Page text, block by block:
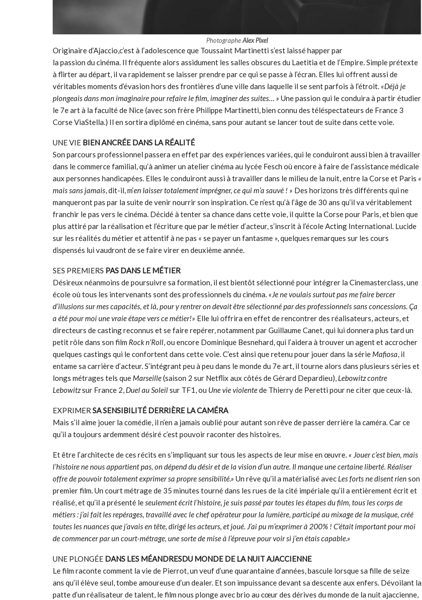
PhotographeAlex Pixel
Originaire d’Ajaccio,c’est à l’adolescence que Toussaint Martinetti s’est laissé happer par
la passion du cinéma. Il fréquente alors assidument les salles obscures du Laetitia et de l’Empire. Simple prétexte
à flirter au départ, il va rapidement se laisser prendre par ce qui se passe à l’écran. Elles lui offrent aussi de
véritables moments d’évasion hors des frontières d’une ville dans laquelle il se sent parfois à l’étroit. «Déjà je
plongeais dans mon imaginaire pour refaire le film, imaginer des suites… » Une passion qui le conduira à partir étudier
le 7e art à la faculté de Nice (avec son frère Philippe Martinetti, bien connu des téléspectateurs de France 3
Corse ViaStella.) Il en sortira diplômé en cinéma, sans pour autant se lancer tout de suite dans cette voie.
UNE VIE BIEN ANCRÉE DANS LA RÉALITÉ
Son parcours professionnel passera en effet par des expériences variées, qui le conduiront aussi bien à travailler
dans le commerce familial, qu’à animer un atelier cinéma au lycée Fesch où encore à faire de l’assistance médicale
aux personnes handicapées. Elles le conduiront aussi à travailler dans le milieu de la nuit, entre la Corse et Paris «
mais sans jamais, dit-il, m’en laisser totalement imprégner, ce qui m’a sauvé ! » Des horizons très différents qui ne
manqueront pas par la suite de venir nourrir son inspiration. Ce n’est qu’à l’âge de 30 ans qu’il va véritablement
franchir le pas vers le cinéma. Décidé à tenter sa chance dans cette voie, il quitte la Corse pour Paris, et bien que
plus attiré par la réalisation et l’écriture que par le métier d’acteur, s’inscrit à l’école Acting International. Lucide
sur les réalités du métier et attentif à ne pas « se payer un fantasme », quelques remarques sur les cours
dispensés lui vaudront de se faire virer en deuxième année.
SES PREMIERS PAS DANS LE MÉTIER
Désireux néanmoins de poursuivre sa formation, il est bientôt sélectionné pour intégrer la Cinemasterclass, une
école où tous les intervenants sont des professionnels du cinéma. «Je ne voulaissurtout pas me faire bercer
d’illusions sur mes capacités, et là, pour y rentrer on devait être sélectionné par des professionnels sans concessions. Ça
a été pour moi une vraie étape vers ce métier!» Elle lui offrira en effet de rencontrer des réalisateurs, acteurs, et
directeurs de casting reconnus et se faire repérer, notamment par Guillaume Canet, qui lui donnera plus tard un
petit rôle dans son film Rock n’Roll, ou encore Dominique Besnehard, qui l’aidera à trouver un agent et accrocher
quelques castings qui le confortent dans cette voie. C’est ainsi que retenu pour jouer dans la série Mafiosa, il
entame sa carrière d’acteur. S’intégrant peu à peu dans le monde du 7e art, il tourne alors dans plusieurs séries et
longs métrages tels que Marseille(saison 2 sur Netflix aux côtés de Gérard Depardieu), Lebowitz contre
Lebowitzsur France 2, Duel au Soleilsur TF1, ou Une vie violentede Thierry de Peretti pour ne citer que ceux-là.
EXPRIMER SA SENSIBILITÉ DERRIÈRE LA CAMÉRA
Mais s’il aime jouer la comédie, il n’en a jamais oublié pour autant son rêve de passer derrière la caméra. Car ce
qu’il a toujours ardemment désiré c’est pouvoir raconter des histoires.
Et être l’architecte de ces récits en s’impliquant sur tous les aspects de leur mise en œuvre. « Jouer c’est bien, mais
l’histoire ne nous appartient pas, on dépend du désir et de la vision d’un autre. Il manque une certaine liberté. Réaliser
offre de pouvoir totalement exprimer sa propre sensibilité.» Un rêve qu’il a matérialisé avec Les forts ne disent rienson
premier film. Un court métrage de 35 minutes tourné dans les rues de la cité impériale qu’il a entièrement écrit et
réalisé, et qu’il a présenté leseulement écrit l’histoire, je suis passé par toutes les étapes du film, tous les corps de
métiers : j’ai fait les repérages, travaillé avec le chef opérateur pour la lumière, participé au mixage de la musique, créé
toutes les nuances que j’avais en tête, dirigé les acteurs, et joué. J’ai pu m’exprimer à 200% ! C’était important pour moi
de commencer par un court-métrage, une sorte de mise à l’épreuve pour voir si j’en étais capable.»
UNE PLONGÉE DANS LES MÉANDRESDU MONDE DE LA NUIT AJACCIENNE
Le film raconte comment la vie de Pierrot, un veuf d’une quarantaine d’années, bascule lorsque sa fille de seize
ans qu’il élève seul, tombe amoureuse d’un dealer. Et son impuissance devant sa descente aux enfers. Dévoilant la
patte d’un réalisateur de talent, le film nous plonge avec brio au cœur des dérives du monde de la nuit ajaccienne,